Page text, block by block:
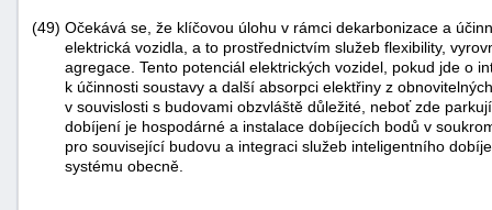
(49) Očekává se, že klíčovou úlohu v rámci dekarbonizace a
elektrická vozidla, a to prostřednictvím služeb flexibility,
agregace. Tento potenciál elektrických vozidel, pokud jde o
k účinnosti soustavy a další absorpci elektřiny z
v souvislosti s budovami obzvláště důležité, neboť zde
dobíjení je hospodárné a instalace dobíjecích bodů v
pro související budovu a integraci služeb inteligentního
systému obecně.